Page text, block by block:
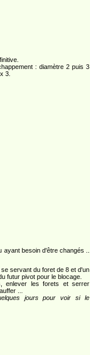
: diamètre 2 puis 3
3.
besoin d'être changés ...
servant du foret de 8 et d'un
futur pivot pour le blocage.
enlever les forets et serrer
...
jours pour voir si le